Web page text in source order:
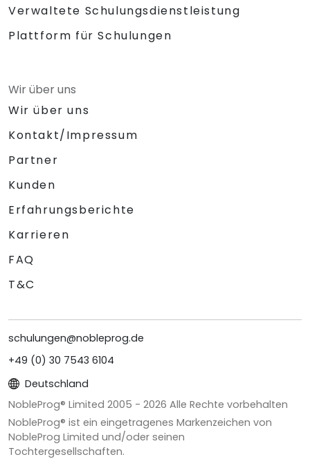
Verwaltete Schulungsdienstleistung
Plattform für Schulungen
Wir über uns
Wir über uns
Kontakt/Impressum
Partner
Kunden
Erfahrungsberichte
Karrieren
FAQ
T&C
schulungen@nobleprog.de
+49 (0) 30 7543 6104
Deutschland
NobleProg® Limited 2005 - 2026 Alle Rechte vorbehalten
NobleProg® ist ein eingetragenes Markenzeichen von
NobleProg Limited und/oder seinen
Tochtergesellschaften.